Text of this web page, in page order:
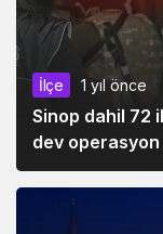
İlçe 1 yıl önce
Sinop dahil 72
dev operasyon